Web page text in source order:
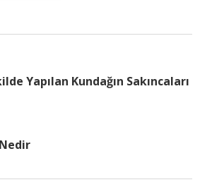
Yapılan Kundağın Sakıncaları